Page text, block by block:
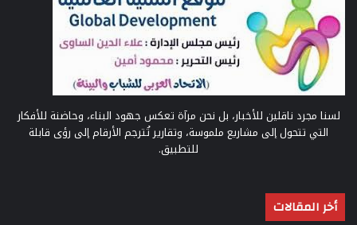
لسنا مجرد ناقلين للأخبار، بل نحن مرآة تعكس جهود البناء، وحاضنة للأفكار
التي تتحول إلى مشاريع ملموسة، وتقارير تُترجم الأرقام إلى رؤى قابلة
للتطبيق.
أخر المقالات